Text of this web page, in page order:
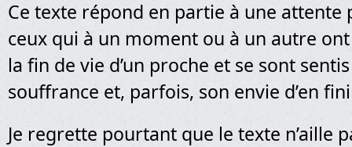
Ce texte répond en partie à une attente
ceux qui à un moment ou à un autre
la fin de vie d’un proche et se sont
souffrance et, parfois, son envie d’en
Je regrette pourtant que le texte n’aille